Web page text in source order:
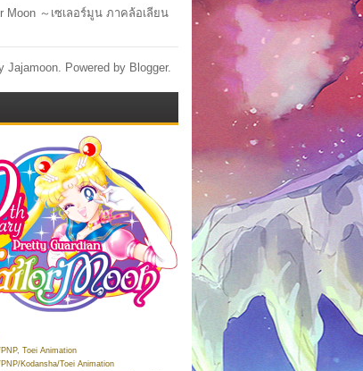
Moon ～เซเลอร์มูน ภาคล้อเลียน
Jajamoon. Powered by Blogger.
Toei Animation
Kodansha/Toei Animation